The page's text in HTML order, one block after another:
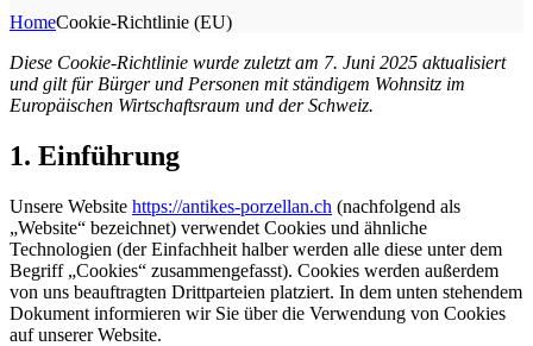
HomeCookie-Richtlinie (EU)
Diese Cookie-Richtlinie wurde zuletzt am 7. Juni 2025 aktualisiert
und gilt für Bürger und Personen mit ständigem Wohnsitz im
Europäischen Wirtschaftsraum und der Schweiz.
1. Einführung
Unsere Website https://antikes-porzellan.ch (nachfolgend als
„Website“ bezeichnet) verwendet Cookies und ähnliche
Technologien (der Einfachheit halber werden alle diese unter dem
Begriff „Cookies“ zusammengefasst). Cookies werden außerdem
von uns beauftragten Drittparteien platziert. In dem unten stehendem
Dokument informieren wir Sie über die Verwendung von Cookies
auf unserer Website.